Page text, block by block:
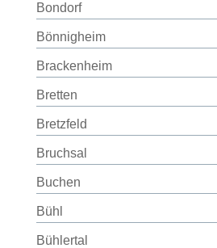
Bondorf
Bönnigheim
Brackenheim
Bretten
Bretzfeld
Bruchsal
Buchen
Bühl
Bühlertal